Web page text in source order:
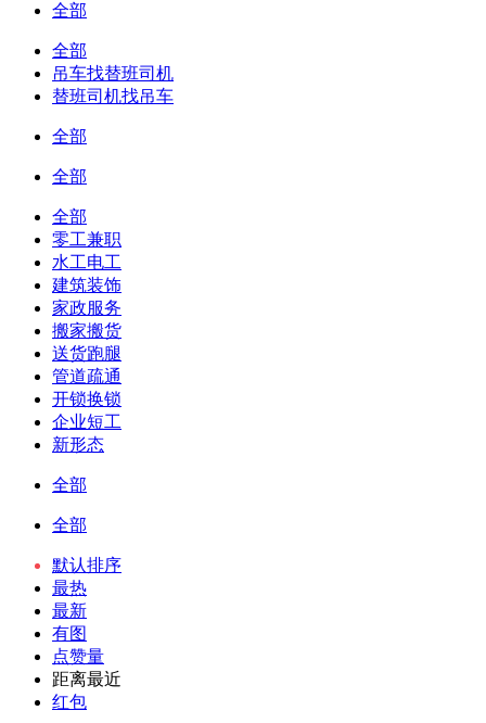
全部
全部
吊车找替班司机
替班司机找吊车
全部
全部
全部
零工兼职
水工电工
建筑装饰
家政服务
搬家搬货
送货跑腿
管道疏通
开锁换锁
企业短工
新形态
全部
全部
默认排序
最热
最新
有图
点赞量
距离最近
红包